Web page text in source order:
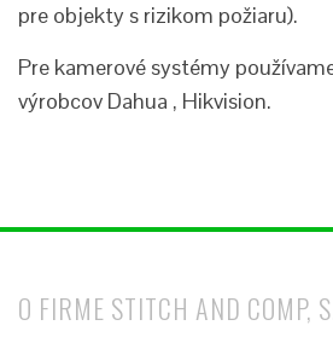
pre objekty s rizikom požiaru).
Pre kamerové systémy
výrobcov Dahua , Hikvision.
O FIRME STITCH AND COMP,